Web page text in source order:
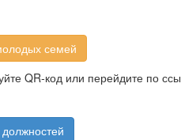
семей
QR-код или перейдите по